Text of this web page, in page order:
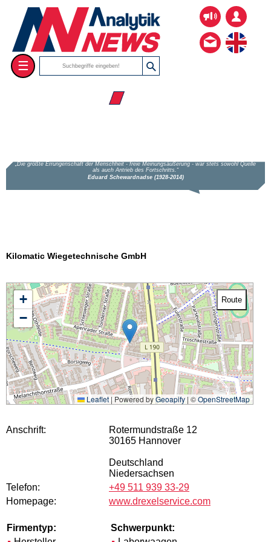
☰
☰ Firmenverzeichnis
Kilomatic Wiegetechnische GmbH
+
−
Route
Leaflet | Powered byGeoapify| ©OpenStreetMap
Anschrift:
Rotermundstraße 12
30165 Hannover
Deutschland
Niedersachsen
Telefon:
+49 511 939 33-29
Homepage:
www.drexelservice.com
Firmentyp:
Schwerpunkt: